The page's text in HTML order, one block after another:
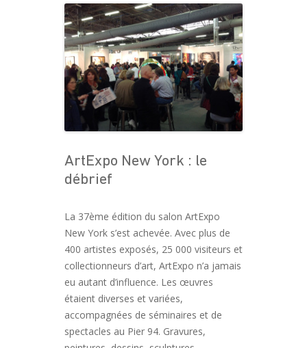
ArtExpo New York : le
débrief
La 37ème édition du salon ArtExpo
New York s’est achevée. Avec plus de
400 artistes exposés, 25 000 visiteurs et
collectionneurs d’art, ArtExpo n’a jamais
eu autant d’influence. Les œuvres
étaient diverses et variées,
accompagnées de séminaires et de
spectacles au Pier 94. Gravures,